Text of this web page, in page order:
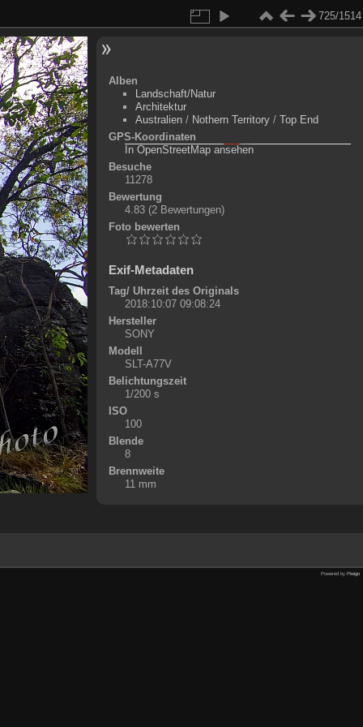
725/1514
Alben
Landschaft/Natur
Architektur
Australien/ Nothern Territory/ Top End
GPS-Koordinaten
+
-
©
In OpenStreetMap ansehen
Besuche
11278
Bewertung
4.83 (2 Bewertungen)
Foto bewerten
Exif-Metadaten
Tag/ Uhrzeit des Originals
2018:10:07 09:08:24
Hersteller
SONY
Modell
SLT-A77V
Belichtungszeit
1/200 s
ISO
100
Blende
8
Brennweite
11 mm
Powered by Piwigo